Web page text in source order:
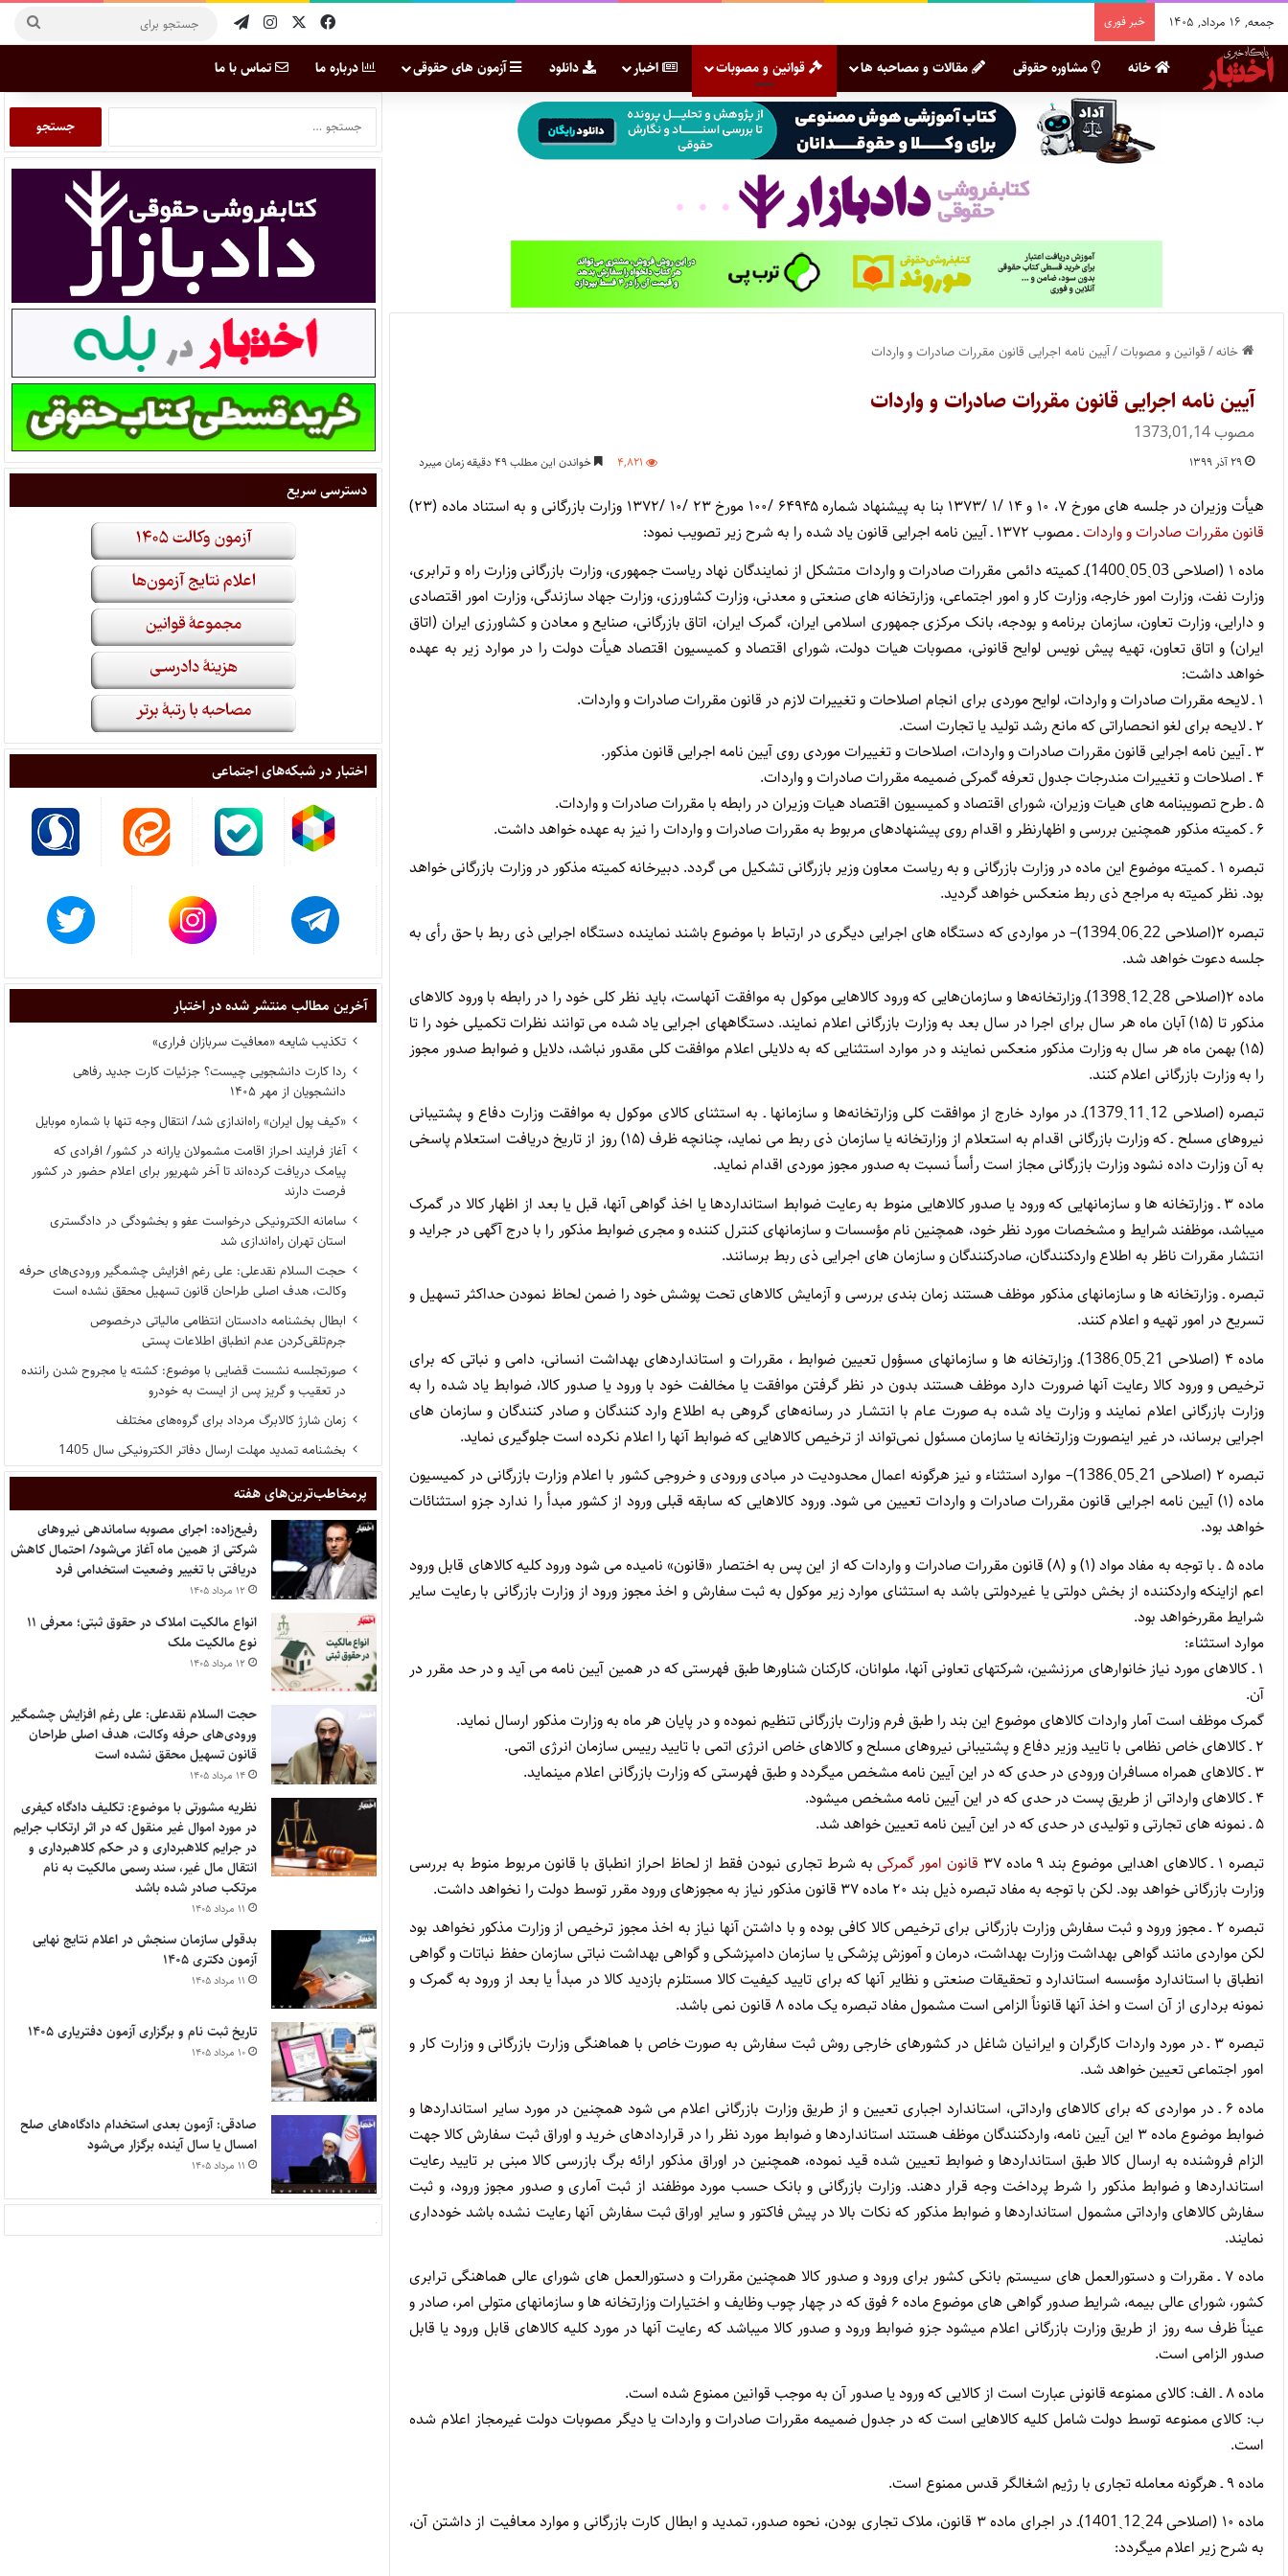
جمعه, ۱۶ مرداد, ۱۴۰۵ خبر فوری
خانه مشاوره حقوقی مقالات و مصاحبه ها قوانین و مصوبات اخبار دانلود آزمون های حقوقی درباره ما تماس با ما
خانه/قوانین و مصوبات/آیین نامه اجرایی قانون مقررات صادرات و واردات
آیین نامه اجرایی قانون مقررات صادرات و واردات
مصوب 1373,01,14
۲۹ آذر ۱۳۹۹ ۴,۸۲۱ خواندن این مطلب ۴۹ دقیقه زمان میبرد
هیأت وزیران در جلسه‌ های مورخ ۷، ۱۰ و ۱۴ /۱ /۱۳۷۳ بنا به پیشنهاد شماره ۶۴۹۴۵ /۱۰۰ مورخ ۲۳ /۱۰ /۱۳۷۲ وزارت بازرگانی و به استناد ماده (۲۳)
قانون ‌مقررات صادرات و وارداتـ مصوب ۱۳۷۲ ـ آیین ‌نامه اجرایی قانون یاد شده را به شرح زیر تصویب نمود:
ماده ۱ (اصلاحی 03ˏ05ˏ1400)
ـ کمیته دائمی مقررات صادرات و واردات متشکل از نمایندگان نهاد ریاست جمهوری، وزارت بازرگانی ‌وزارت راه و ترابری،
وزارت نفت، وزارت امور خارجه، وزارت کار و امور اجتماعی، وزارتخانه‌ های صنعتی و معدنی، وزارت کشاورزی، وزارت جهاد سازندگی،‌ وزارت امور اقتصادی
و دارایی، وزارت تعاون، سازمان برنامه و بودجه، بانک مرکزی جمهوری اسلامی ایران، گمرک ایران، اتاق بازرگانی، صنایع و معادن و کشاورزی ایران (اتاق
ایران)‌ و اتاق تعاون، تهیه پیش‌ نویس لوایح قانونی، مصوبات هیات دولت، شورای اقتصاد و کمیسیون اقتصاد هیأت دولت را در موارد زیر به عهده
خواهد داشت:
۱ ـ لایحه مقررات صادرات و واردات، لوایح موردی برای انجام اصلاحات و تغییرات لازم در قانون مقررات صادرات و واردات.
۲ ـ لایحه برای لغو انحصاراتی که مانع رشد تولید یا تجارت است.
۳ ـ آیین‌ نامه اجرایی قانون مقررات صادرات و واردات، اصلاحات و تغییرات موردی روی آیین ‌نامه اجرایی قانون مذکور.
۴ ـ اصلاحات و تغییرات مندرجات جدول تعرفه گمرکی ضمیمه مقررات صادرات و واردات.
۵ ـ طرح تصویبنامه‌ های هیات وزیران، شورای اقتصاد و کمیسیون اقتصاد هیات وزیران در رابطه با مقررات صادرات و واردات.
۶ ـ کمیته مذکور همچنین بررسی و اظهارنظر و اقدام روی پیشنهادهای مربوط به مقررات صادرات و واردات را نیز به عهده خواهد داشت.
تبصره ۱
ـ کمیته موضوع این ماده در وزارت بازرگانی و به ریاست معاون وزیر بازرگانی تشکیل می ‌گردد. دبیرخانه کمیته مذکور در وزارت بازرگانی خواهد
بود. نظر کمیته به مراجع ذی ربط منعکس خواهد گردید.
تبصره ۲(اصلاحی 22ˏ06ˏ1394)
– در مواردی که دستگاه های اجرایی دیگری در ارتباط با موضوع باشند نماینده دستگاه اجرایی ذی ربط با حق رأی به
جلسه دعوت خواهد شد.
ماده ۲‌(اصلاحی 28ˏ12ˏ1398)
ـ‌ و‌زارتخانه‌ها و سازمان‌هایی که و‌رو‌د کالاهایی موکول به موافقت آنهاست، باید نظر کلی خود را در رابطه با و‌رو‌د کالاهای
مذکور تا (۱۵) آبان ماه هر سال برای اجرا در سال بعد به و‌زارت بازرگانی اعلام نمایند. دستگاههای اجرایی یاد شده می‌ توانند نظرات تکمیلی خود را تا
(۱۵) بهمن ماه هر سال به و‌زارت مذکور منعکس نمایند و در موارد استثنایی که به دلایلی اعلام موافقت کلی مقدو‌ر نباشد، دلایل و ضوابط صدو‌ر مجوز
را به و‌زارت بازرگانی اعلام کنند.
تبصره ‌(اصلاحی 12ˏ11ˏ1379)
ـ‌ در موارد خارج از موافقت کلی و‌زارتخانه‌ها و سازمانها ‌ـ‌ به استثنای کالای موکول به موافقت و‌زارت دفاع و پشتیبانی
نیرو‌های مسلح ‌ـ‌ که و‌زارت بازرگانی اقدام به استعلام از و‌زارتخانه یا سازمان ذی ربط می‌ نماید، چنانچه ظرف (۱۵) رو‌ز از تاریخ دریافت استعلام پاسخی
به آن و‌زارت داده نشود و‌زارت بازرگانی مجاز است رأساً نسبت به صدو‌ر مجوز موردی اقدام نماید.
ماده ۳
ـ وزارتخانه ‌ها و سازمانهایی که ورود یا صدور کالاهایی منوط به رعایت ضوابط استانداردها یا اخذ گواهی آنها، قبل یا بعد از اظهار کالا در گمرک
میباشد،‌ موظفند شرایط و مشخصات مورد نظر خود، همچنین نام مؤسسات و سازمانهای کنترل کننده و مجری ضوابط مذکور را با درج آگهی در جراید و
انتشار مقررات‌ ناظر به اطلاع واردکنندگان، صادرکنندگان و سازمان های اجرایی ذی ‌ربط برسانند.
تبصرهـ وزارتخانه‌ ها و سازما‌نهای مذکور موظف هستند زمان ‌بندی بررسی و آزمایش کالاهای تحت پوشش خود را ضمن لحاظ نمودن حداکثر تسهیل و‌
تسریع در امور تهیه و اعلام کنند.
ماده ۴ (اصلاحی 21ˏ05ˏ1386)
ـ وزارتخانه‌ ها و سازمانهای مسؤول تعیین ضوابط ، مقررات و استانداردهای بهداشت انسانی، دامی و نبا‌تی که برای
ترخیص و ورود کالا رعایت آنها ضرورت دارد موظف هستند بدون در نظر گرفتن موافقت یا مخالفت خود با ورود یا صدور کالا، ضوابط یاد شده را به
وزارت بازرگانی اعلام نمایند و وزارت یاد شده بـه صورت عـام با انتشـار در رسانه‌های گروهی بـه اطلاع وارد کنندگان و صادر کنندگان و سازمان ها‌ی
اجرایی برساند، در غیر اینصورت وزارتخانه یا سازمان مسئول نمی‌تواند از ترخیص کالاهایی که ضوابط آنها را اعلام نکرده ا‌ست جلوگیری نماید.
تبصره ۲ (اصلاحی 21ˏ05ˏ1386)
– موارد استثناء و نیز هرگونه اعمال محدودیت در مبادی ورودی و خروجی کشور با اعلام وزارت بازرگانی در کمیسیون
ماده (۱) آیین‌ نامه اجرایی قانون مقررات صادرات و واردات تعیین می‌ شود. ورود کا‌لاهایی که سابقه قبلی ورود از کشور مبدأ را ندارد جزو استثنائات
خواهد بود.
ماده ۵
ـ با توجه به مفاد مواد (۱) و (۸) قانون مقررات صادرات و واردات که از این پس به اختصار «قانون» نامیده می شود ورود کلیه کالاهای قابل ورود
اعم از‌اینکه واردکننده از بخش دولتی یا غیردولتی باشد به استثنای موارد زیر موکول به ثبت سفارش و اخذ مجوز ورود از وزارت بازرگانی با رعایت سایر
شرایط مقرر‌خواهد بود.
موارد استثناء:
۱ ـ کالاهای مورد نیاز خانوارهای مرزنشین، شرکتهای تعاونی آنها، ملوانان، کارکنان شناورها طبق فهرستی که در همین آیین ‌نامه می‌ آید و در حد مقرر در
آن.
گمرک موظف است آمار واردات کالاهای موضوع این بند را طبق فرم وزارت بازرگانی تنظیم نموده و در پایان هر ماه به وزارت مذکور ارسال نماید.
۲ ـ کالاهای خاص نظامی با تایید وزیر دفاع و پشتیبانی نیروهای مسلح و کالاهای خاص انرژی اتمی با تایید رییس سازمان انرژی اتمی.
۳ ـ کالاهای همراه مسافران ورودی در حدی که در این آیین‌ نامه مشخص میگردد و طبق فهرستی که وزارت بازرگانی اعلام مینماید.
۴ ـ کالاهای وارداتی از طریق پست در حدی که در این آیین ‌نامه مشخص میشود.
۵ ـ نمونه ‌های تجارتی و تولیدی در حدی که در این آیین ‌نامه تعیین خواهد شد.
تبصره ۱
ـ کالاهای اهدایی موضوع بند ۹ ماده ۳۷ قانون امور گمرکیبه شرط تجاری نبودن فقط از لحاظ احراز انطباق با قانون مربوط منوط به بررسی
وزارت ‌بازرگانی خواهد بود. لکن با توجه به مفاد تبصره ذیل بند ۲۰ ماده ۳۷ قانون مذکور نیاز به مجوزهای ورود مقرر توسط دولت را نخواهد داشت.
تبصره ۲
ـ مجوز ورود و ثبت سفارش وزارت بازرگانی برای ترخیص کالا کافی بوده و با داشتن آنها نیاز به اخذ مجوز ترخیص از وزارت مذکور نخواهد بود
لکن‌ مواردی مانند گواهی بهداشت وزارت بهداشت، درمان و آموزش پزشکی یا سازمان دامپزشکی و گواهی بهداشت نباتی سازمان حفظ نباتات و گواهی
انطباق با‌ استاندارد مؤسسه استاندارد و تحقیقات صنعتی و نظایر آنها که برای تایید کیفیت کالا مستلزم بازدید کالا در مبدأ یا بعد از ورود به گمرک و
نمونه ‌برداری از آن ‌است و اخذ آنها قانوناً الزامی است مشمول مفاد تبصره یک ماده ۸ قانون نمی ‌باشد.
تبصره ۳
ـ در مورد واردات کارگران و ایرانیان شاغل در کشورهای خارجی روش ثبت سفارش به صورت خاص با هماهنگی وزارت بازرگانی و وزارت کار و
‌امور اجتماعی تعیین خواهد شد.
ماده ۶
ـ در مواردی که برای کالاهای وارداتی، استاندارد اجباری تعیین و از طریق وزارت بازرگانی اعلام می‌ شود همچنین در مورد سایر استانداردها و
ضوابط ‌موضوع ماده ۳ این آیین‌ نامه، واردکنندگان موظف هستند استانداردها و ضوابط مورد نظر را در قراردادهای خرید و اوراق ثبت سفارش کالا جهت
الزام فروشنده ‌به ارسال کالا طبق استانداردها و ضوابط تعیین شده قید نموده، همچنین در اوراق مذکور ارائه برگ بازرسی کالا مبنی بر تایید رعایت
استانداردها و ضوابط مذکور‌ را شرط پرداخت وجه قرار دهند. وزارت بازرگانی و بانک حسب مورد موظفند از ثبت آماری و صدور مجوز ورود، و ثبت
سفارش کالاهای وارداتی مشمول‌ استانداردها و ضوابط مذکور که نکات بالا در پیش فاکتور و سایر اوراق ثبت سفارش آنها رعایت نشده باشد خودداری
نمایند.
ماده ۷
ـ مقررات و دستورالعمل های سیستم بانکی کشور برای ورود و صدور کالا همچنین مقررات و دستورالعمل های شورای عالی هماهنگی ترابری
کشور،‌ شورای عالی بیمه، شرایط صدور گواهی‌ های موضوع ماده ۶ فوق که در چهار چوب وظایف و اختیارات وزارتخانه‌ ها و سازمانهای متولی امر، صادر و
عیناً ظرف ‌سه روز از طریق وزارت بازرگانی اعلام میشود جزو ضوابط ورود و صدور کالا میباشد که رعایت آنها در مورد کلیه کالاهای قابل ورود یا قابل
صدور الزامی‌ است.
ماده ۸
ـ الف: کالای ممنوعه قانونی عبارت است از کالایی که ورود یا صدور آن به موجب قوانین ممنوع شده است.
ب: کالای ممنوعه توسط دولت شامل کلیه کالاهایی است که در جدول ضمیمه مقررات صادرات و واردات یا دیگر مصوبات دولت غیرمجاز اعلام شده
است.
ماده ۹
ـ هرگونه معامله تجاری با رژیم اشغالگر قدس ممنوع است.
ماده ۱۰ (اصلاحی 24ˏ12ˏ1401)
ـ در اجرای ماده ۳ قانون، ملاک تجاری بودن، نحوه صدور، تمدید و ابطال کارت بازرگانی و موارد معافیت از داشتن آن،
به شرح زیر اعلام میگردد:
دسترسی سریع
اختبار در شبکه‌های اجتماعی
آخرین مطالب منتشر شده در اختبار
تکذیب شایعه «معافیت سربازان فراری»
ردا کارت دانشجویی چیست؟ جزئیات کارت جدید رفاهی
دانشجویان از مهر ۱۴۰۵
«کیف پول ایران» راه‌اندازی شد/ انتقال وجه تنها با شماره موبایل
آغاز فرایند احراز اقامت مشمولان یارانه در کشور/ افرادی که
پیامک دریافت کرده‌اند تا آخر شهریور برای اعلام حضور در کشور
فرصت دارند
سامانه الکترونیکی درخواست عفو و بخشودگی در دادگستری
استان تهران راه‌اندازی شد
حجت السلام نقدعلی: علی رغم افزایش چشمگیر ورودی‌های حرفه
وکالت، هدف اصلی طراحان قانون تسهیل محقق نشده است
ابطال بخشنامه دادستان انتظامی مالیاتی درخصوص
جرم‌تلقی‌کردن عدم انطباق اطلاعات پستی
صورتجلسه نشست قضایی با موضوع: کشته یا مجروح شدن راننده
در تعقیب و گریز پس از ایست به خودرو
زمان شارژ کالابرگ مرداد برای گروه‌های مختلف
بخشنامه تمدید مهلت ارسال دفاتر الکترونیکی سال 1405
پر‌مخاطب‌ترین‌های هفته
رفیع‌زاده: اجرای مصوبه ساماندهی نیروهای
شرکتی از همین ماه آغاز می‌شود/ احتمال کاهش
دریافتی با تغییر وضعیت استخدامی فرد
۱۲ مرداد ۱۴۰۵
انواع مالکیت املاک در حقوق ثبتی؛ معرفی ۱۱
نوع مالکیت ملک
۱۲ مرداد ۱۴۰۵
حجت السلام نقدعلی: علی رغم افزایش چشمگیر
ورودی‌های حرفه وکالت، هدف اصلی طراحان
قانون تسهیل محقق نشده است
۱۴ مرداد ۱۴۰۵
نظریه مشورتی با موضوع: تکلیف دادگاه کیفری
در مورد اموال غیر منقول که در اثر ارتکاب جرایم
در جرایم کلاهبرداری و در حکم کلاهبرداری و
انتقال مال غیر، سند رسمی مالکیت به نام
مرتکب صادر شده باشد
۱۱ مرداد ۱۴۰۵
بدقولی سازمان سنجش در اعلام نتایج نهایی
آزمون دکتری ۱۴۰۵
۱۱ مرداد ۱۴۰۵
تاریخ ثبت نام و برگزاری آزمون دفتریاری ۱۴۰۵
۱۰ مرداد ۱۴۰۵
صادقی: آزمون بعدی استخدام دادگاه‌های صلح
امسال یا سال آینده برگزار می‌شود
۱۱ مرداد ۱۴۰۵